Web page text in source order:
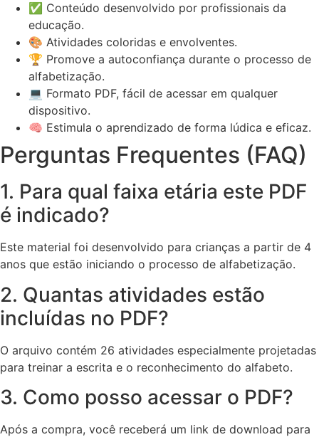
✅ Conteúdo desenvolvido por profissionais da
educação.
🎨 Atividades coloridas e envolventes.
🏆 Promove a autoconfiança durante o processo de
alfabetização.
💻 Formato PDF, fácil de acessar em qualquer
dispositivo.
🧠 Estimula o aprendizado de forma lúdica e eficaz.
Perguntas Frequentes (FAQ)
1. Para qual faixa etária este PDF
é indicado?
Este material foi desenvolvido para crianças a partir de 4
anos que estão iniciando o processo de alfabetização.
2. Quantas atividades estão
incluídas no PDF?
O arquivo contém 26 atividades especialmente projetadas
para treinar a escrita e o reconhecimento do alfabeto.
3. Como posso acessar o PDF?
Após a compra, você receberá um link de download para